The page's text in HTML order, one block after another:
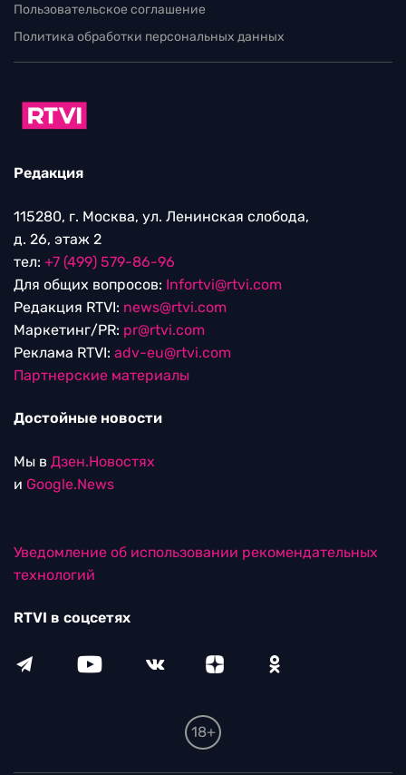
Пользовательское соглашение
Политика обработки персональных данных
Редакция
115280, г. Москва, ул. Ленинская слобода,
д. 26, этаж 2
тел: +7 (499) 579-86-96
Для общих вопросов: Infortvi@rtvi.com
Редакция RTVI: news@rtvi.com
Маркетинг/PR: pr@rtvi.com
Реклама RTVI: adv-eu@rtvi.com
Партнерские материалы
Достойные новости
Мы в Дзен.Новостях
и Google.News
Уведомление об использовании рекомендательных
технологий
RTVI в соцсетях
18+